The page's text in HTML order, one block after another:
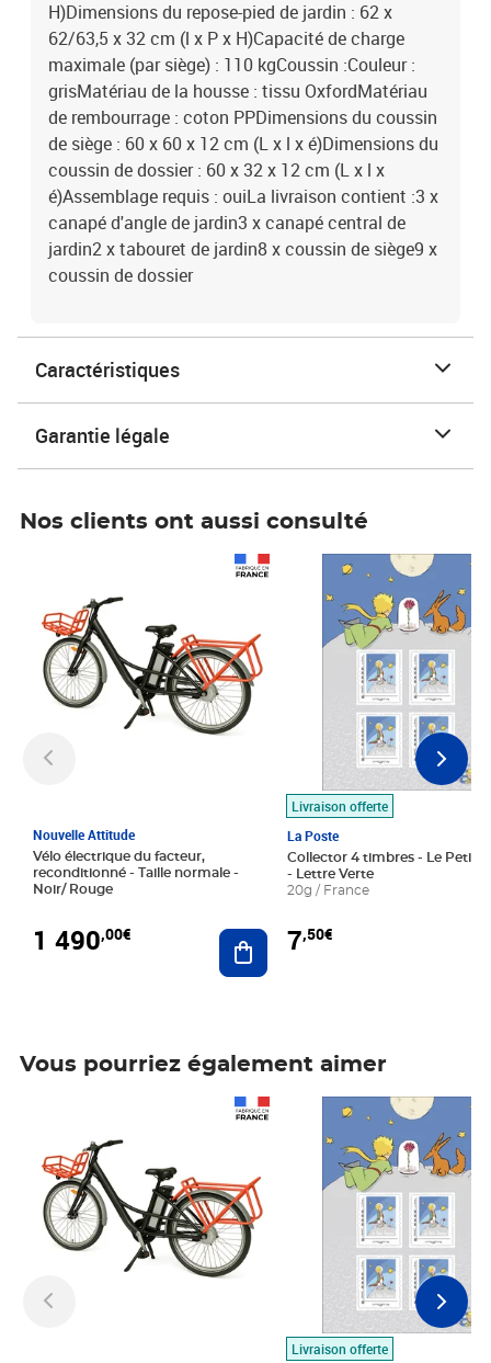
H)Dimensions du repose-pied de jardin : 62 x
62/63,5 x 32 cm (l x P x H)Capacité de charge
maximale (par siège) : 110 kgCoussin :Couleur :
grisMatériau de la housse : tissu OxfordMatériau
de rembourrage : coton PPDimensions du coussin
de siège : 60 x 60 x 12 cm (L x l x é)Dimensions du
coussin de dossier : 60 x 32 x 12 cm (L x l x
é)Assemblage requis : ouiLa livraison contient :3 x
canapé d'angle de jardin3 x canapé central de
jardin2 x tabouret de jardin8 x coussin de siège9 x
coussin de dossier
Caractéristiques
Garantie légale
Nos clients ont aussi consulté
Nouvelle Attitude
Vélo électrique du facteur,
reconditionné - Taille normale -
Noir/ Rouge
1 490,00€ Ajouter au panier
Livraison offerte
La Poste
Collector 4 timbres - Le Petit
- Lettre Verte
20g / France
7,50€
Prix 7,50€
Vous pourriez également aimer
Livraison offerte
Prix 7,50€